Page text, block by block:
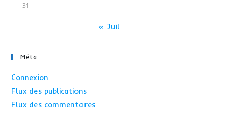
31
« Juil
Méta
Connexion
Flux des publications
Flux des commentaires